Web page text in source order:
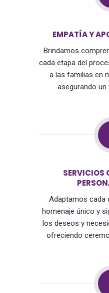
EMPATÍA Y
Brindamos
cada etapa del
a las familias en
asegurando
SERVICIOS
Adaptamos cada
homenaje único y
los deseos y
ofreciendo